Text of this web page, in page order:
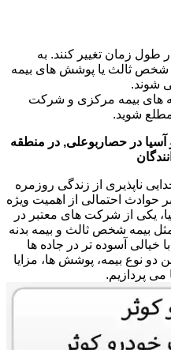
طول زمان تغییر کنند. به
شخص ثالث یا پوشش های بیمه
شوند.
های بیمه مرکزی و شرکت
مطلع شوید.
در حصاربوعلی, در منطقه
ناپذیری از زندگی روزمره
حوادث احتمالی از اهمیت ویژه
یکی از شرکت های معتبر در
بیمه شخص ثالث و بیمه بدنه
خیالی آسوده تر در جاده ها
دو نوع بیمه، پوشش ها، مزایا
پردازیم.